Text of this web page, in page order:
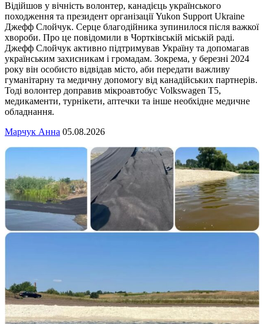
Відійшов у вічність волонтер, канадієць українського
походження та президент організації Yukon Support Ukraine
Джефф Слойчук. Серце благодійника зупинилося після важкої
хвороби. Про це повідомили в Чортківській міській раді.
Джефф Слойчук активно підтримував Україну та допомагав
українським захисникам і громадам. Зокрема, у березні 2024
року він особисто відвідав місто, аби передати важливу
гуманітарну та медичну допомогу від канадійських партнерів.
Тоді волонтер доправив мікроавтобус Volkswagen T5,
медикаменти, турнікети, аптечки та інше необхідне медичне
обладнання.
Марчук Анна 05.08.2026